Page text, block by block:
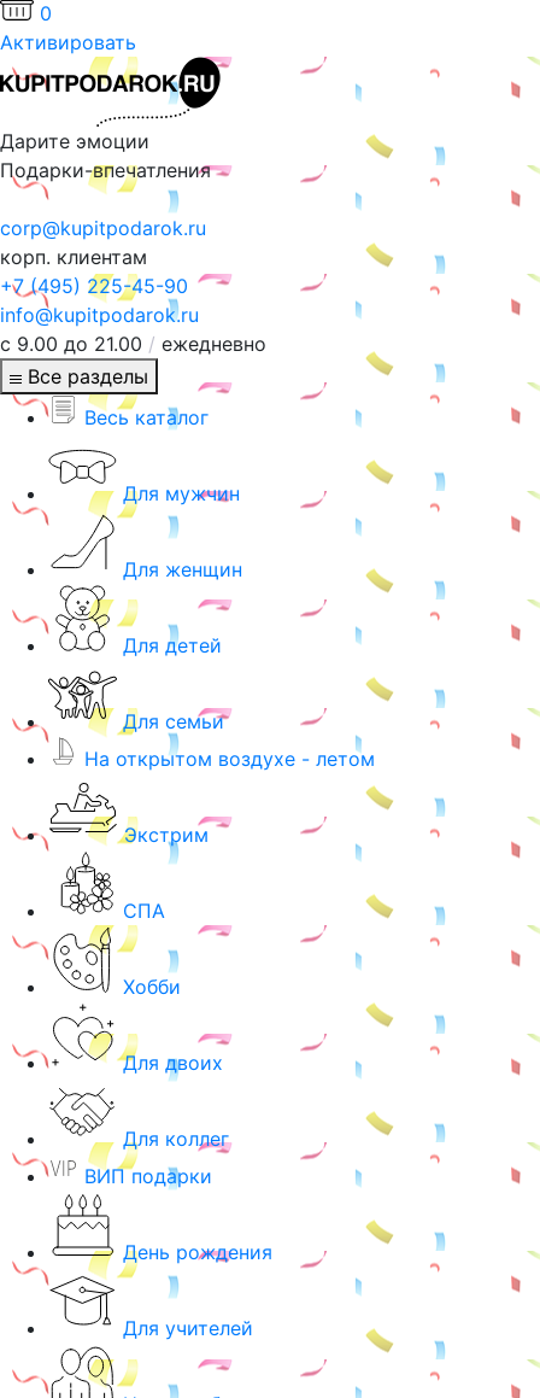
0
Активировать
Дарите эмоции
Подарки-впечатления
corp@kupitpodarok.ru
корп. клиентам
+7 (495) 225-45-90
info@kupitpodarok.ru
с 9.00 до 21.00 / ежедневно
Все разделы
Весь каталог
Для мужчин
Для женщин
Для детей
Для семьи
На открытом воздухе - летом
Экстрим
СПА
Хобби
Для двоих
Для коллег
ВИП подарки
День рождения
Для учителей